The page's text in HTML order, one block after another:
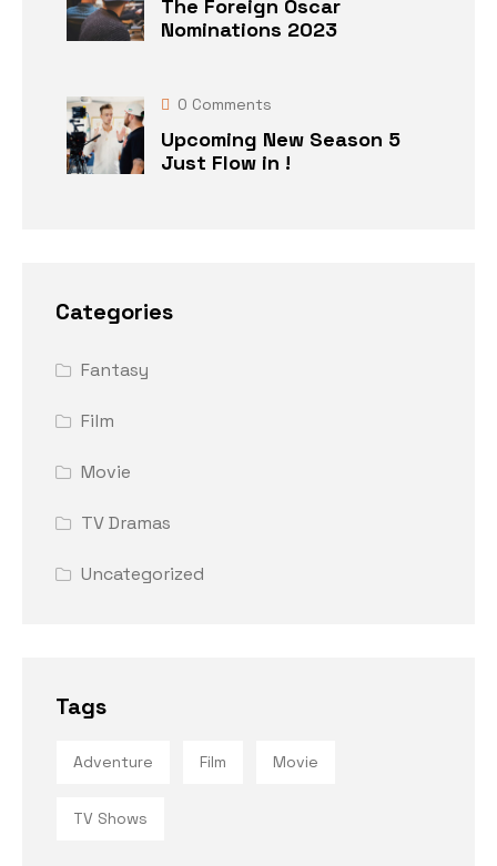
The Foreign Oscar
Nominations 2023
0 Comments
Upcoming New Season 5
Just Flow in !
Categories
Fantasy
Film
Movie
TV Dramas
Uncategorized
Tags
Adventure Film Movie
TV Shows